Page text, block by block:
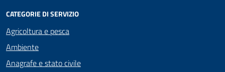
CATEGORIE DI SERVIZIO
Agricoltura e pesca
Ambiente
Anagrafe e stato civile